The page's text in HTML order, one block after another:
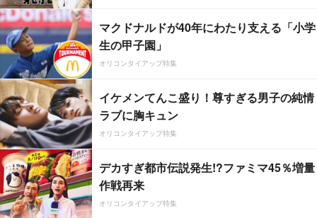
マクドナルドが40年にわたり支える「小学
生の甲子園」
オリコンタイアップ特集
イケメンてんこ盛り！尊すぎる男子の純情
ラブに胸キュン
オリコンタイアップ特集
デカすぎ都市伝説発生!?ファミマ45％増量
作戦再来
オリコンタイアップ特集